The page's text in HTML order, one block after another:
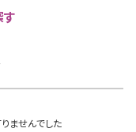
ませんでした